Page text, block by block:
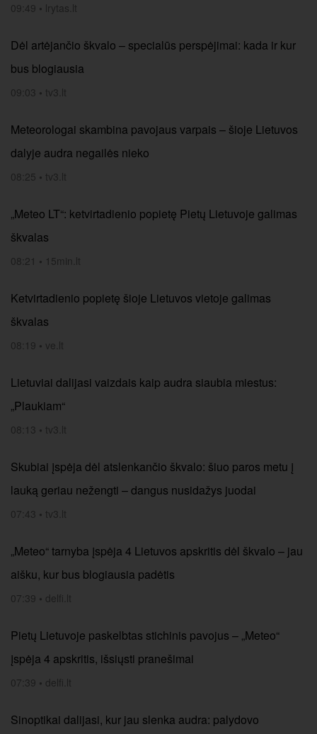
09:49 • lrytas.lt
Dėl artėjančio škvalo – specialūs perspėjimai: kada ir kur
bus blogiausia
09:03 • tv3.lt
Meteorologai skambina pavojaus varpais – šioje Lietuvos
dalyje audra negailės nieko
08:25 • tv3.lt
„Meteo LT“: ketvirtadienio popietę Pietų Lietuvoje galimas
škvalas
08:21 • 15min.lt
Ketvirtadienio popietę šioje Lietuvos vietoje galimas
škvalas
08:19 • ve.lt
Lietuviai dalijasi vaizdais kaip audra siaubia miestus:
„Plaukiam“
08:13 • tv3.lt
Skubiai įspėja dėl atslenkančio škvalo: šiuo paros metu į
lauką geriau nežengti – dangus nusidažys juodai
07:43 • tv3.lt
„Meteo“ tarnyba įspėja 4 Lietuvos apskritis dėl škvalo – jau
aišku, kur bus blogiausia padėtis
07:39 • delfi.lt
Pietų Lietuvoje paskelbtas stichinis pavojus – „Meteo“
įspėja 4 apskritis, išsiųsti pranešimai
07:39 • delfi.lt
Sinoptikai dalijasi, kur jau slenka audra: palydovo